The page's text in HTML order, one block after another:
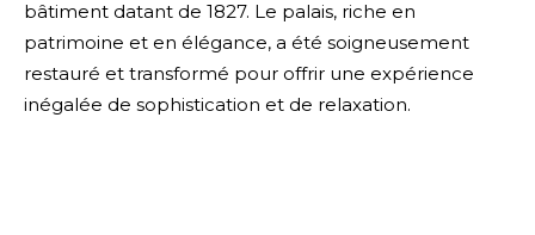
bâtiment datant de 1827. Le palais, riche en
patrimoine et en élégance, a été soigneusement
restauré et transformé pour offrir une expérience
inégalée de sophistication et de relaxation.